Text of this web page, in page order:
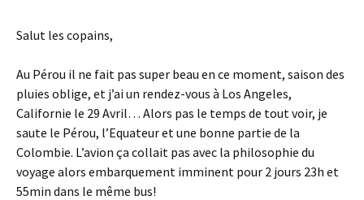
Salut les copains,
Au Pérou il ne fait pas super beau en ce moment, saison des
pluies oblige, et j’ai un rendez-vous à Los Angeles,
Californie le 29 Avril… Alors pas le temps de tout voir, je
saute le Pérou, l’Equateur et une bonne partie de la
Colombie. L’avion ça collait pas avec la philosophie du
voyage alors embarquement imminent pour 2 jours 23h et
55min dans le même bus!